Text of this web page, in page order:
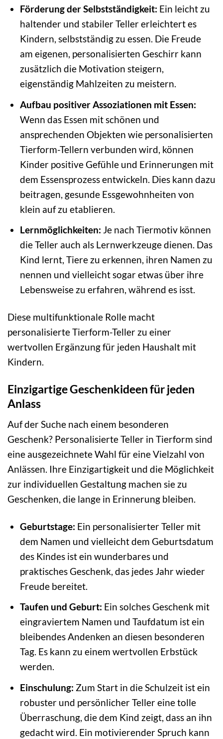
Förderung der Selbstständigkeit: Ein leicht zu
haltender und stabiler Teller erleichtert es
Kindern, selbstständig zu essen. Die Freude
am eigenen, personalisierten Geschirr kann
zusätzlich die Motivation steigern,
eigenständig Mahlzeiten zu meistern.
Aufbau positiver Assoziationen mit Essen:
Wenn das Essen mit schönen und
ansprechenden Objekten wie personalisierten
Tierform-Tellern verbunden wird, können
Kinder positive Gefühle und Erinnerungen mit
dem Essensprozess entwickeln. Dies kann dazu
beitragen, gesunde Essgewohnheiten von
klein auf zu etablieren.
Lernmöglichkeiten: Je nach Tiermotiv können
die Teller auch als Lernwerkzeuge dienen. Das
Kind lernt, Tiere zu erkennen, ihren Namen zu
nennen und vielleicht sogar etwas über ihre
Lebensweise zu erfahren, während es isst.
Diese multifunktionale Rolle macht
personalisierte Tierform-Teller zu einer
wertvollen Ergänzung für jeden Haushalt mit
Kindern.
Einzigartige Geschenkideen für jeden
Anlass
Auf der Suche nach einem besonderen
Geschenk? Personalisierte Teller in Tierform sind
eine ausgezeichnete Wahl für eine Vielzahl von
Anlässen. Ihre Einzigartigkeit und die Möglichkeit
zur individuellen Gestaltung machen sie zu
Geschenken, die lange in Erinnerung bleiben.
Geburtstage: Ein personalisierter Teller mit
dem Namen und vielleicht dem Geburtsdatum
des Kindes ist ein wunderbares und
praktisches Geschenk, das jedes Jahr wieder
Freude bereitet.
Taufen und Geburt: Ein solches Geschenk mit
eingraviertem Namen und Taufdatum ist ein
bleibendes Andenken an diesen besonderen
Tag. Es kann zu einem wertvollen Erbstück
werden.
Einschulung: Zum Start in die Schulzeit ist ein
robuster und persönlicher Teller eine tolle
Überraschung, die dem Kind zeigt, dass an ihn
gedacht wird. Ein motivierender Spruch kann